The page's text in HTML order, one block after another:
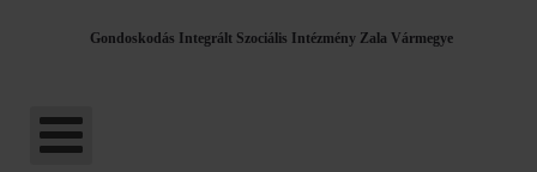
Gondoskodás Integrált Szociális Intézmény Zala Vármegye